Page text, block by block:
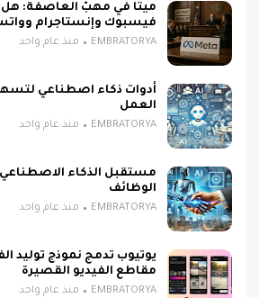
ميتا في مهبّ العاصفة:
فيسبوك وإنستاجرام
EMBRATORYA منذ عام واحد
أدوات ذكاء اصطناعي
العمل
EMBRATORYA منذ عام واحد
مستقبل الذكاء الاصطناعي
الوظائف
EMBRATORYA منذ عام واحد
مقاطع الفيديو القصيرة
EMBRATORYA منذ عام واحد